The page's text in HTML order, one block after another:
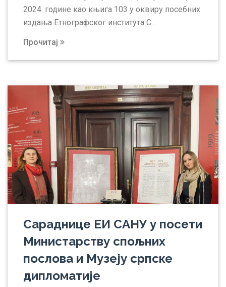
2024. године као књига 103 у оквиру посебних
издања Етнографског института С...
Прочитај
Сараднице ЕИ САНУ у посети
Министарству спољних
послова и Музеју српске
дипломатије